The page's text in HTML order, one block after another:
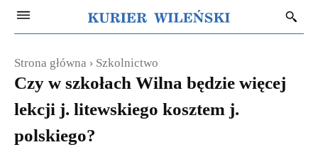
Strona główna Szkolnictwo
Czy w szkołach Wilna będzie więcej
lekcji j. litewskiego kosztem j.
polskiego?